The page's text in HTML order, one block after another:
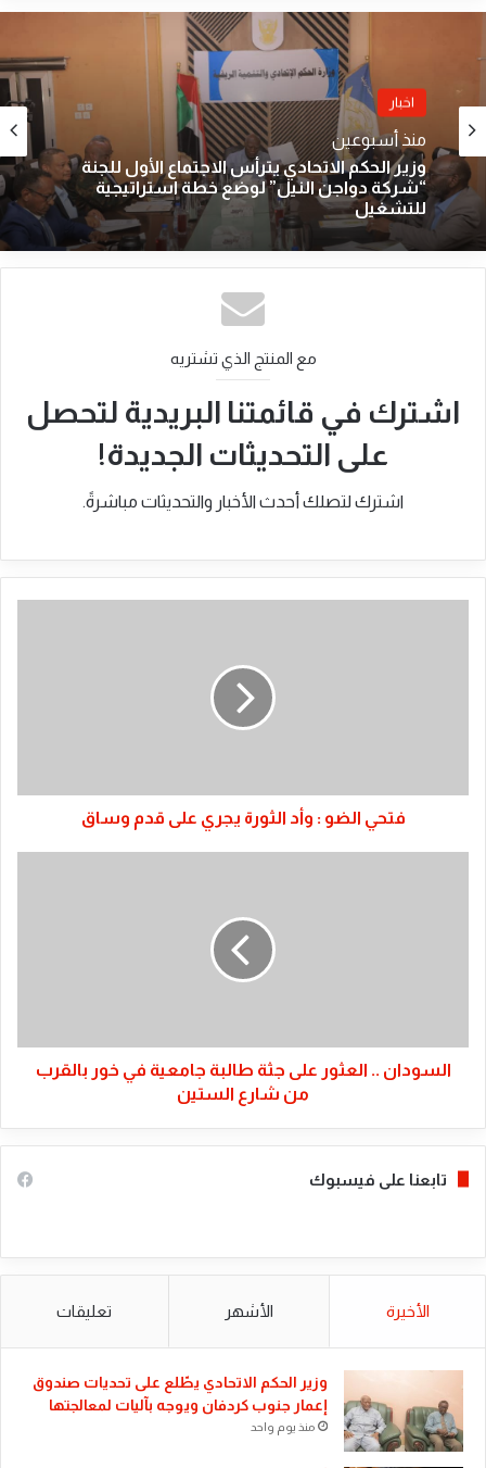
اخبار
منذ أسبوعين
وزير الحكم الاتحادي يترأس الاجتماع الأول للجنة
“شركة دواجن النيل” لوضع خطة استراتيجية
للتشغيل
مع المنتج الذي تشتريه
اشترك في قائمتنا البريدية لتحصل
على التحديثات الجديدة!
اشترك لتصلك أحدث الأخبار والتحديثات مباشرةً.
وساق
فتحي الضو : وأد الثورة يجري على قدم وساق
خور
بالقرب
السودان .. العثور على جثة طالبة جامعية في خور بالقرب
من شارع الستين
تابعنا على فيسبوك
الأخيرة الأشهر تعليقات
​وزير الحكم الاتحادي يطّلع على تحديات صندوق
إعمار جنوب كردفان ويوجه بآليات لمعالجتها
منذ يوم واحد